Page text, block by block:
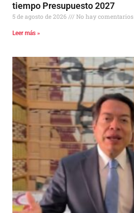
tiempo Presupuesto 2027
5 de agosto de 2026 No hay comentarios
Leer más »